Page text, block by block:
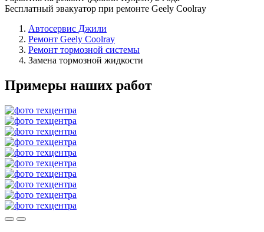
Бесплатный эвакуатор при ремонте Geely Coolray
Автосервис Джили
Ремонт Geely Coolray
Ремонт тормозной системы
Замена тормозной жидкости
Примеры наших работ